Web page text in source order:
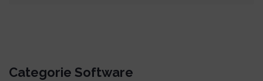
Categorie Software